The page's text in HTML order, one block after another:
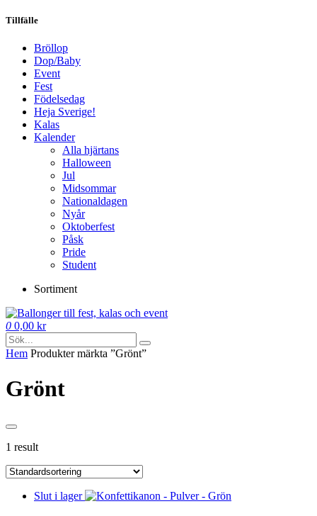
Tillfälle
Bröllop
Dop/Baby
Event
Fest
Födelsedag
Heja Sverige!
Kalas
Kalender
Alla hjärtans
Halloween
Jul
Midsommar
Nationaldagen
Nyår
Oktoberfest
Påsk
Pride
Student
Sortiment
0 0,00 kr
Hem Produkter märkta ”Grönt”
Grönt
1 result
Slut i lager